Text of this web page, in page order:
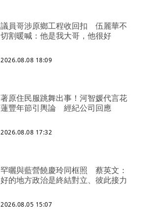
議員哥涉原鄉工程收回扣 伍麗華不
切割暖喊：他是我大哥，他很好
2026.08.08 18:09
著原住民服跳舞出事！河智媛代言花
蓮豐年節引輿論 經紀公司回應
2026.08.08 17:32
罕曬與藍營饒慶玲同框照 蔡英文：
好的地方政治是終結對立、彼此接力
2026.08.05 15:07